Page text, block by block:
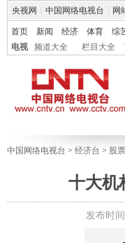
央视网 中国网络电视台 网
首页 新闻 经济 体育 综
电视
频道大全 栏目大全
中国网络电视台 > 经济台 > 股票
十大机
发布时